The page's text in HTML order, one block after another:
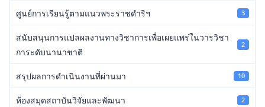
ศูนย์การเรียนรู้ตามแนวพระราชดำริฯ 3
สนับสนุนการแปลผลงานทางวิชาการเพื่อเผยแพร่ในวารวิชา
การะดับนานาชาติ
2
สรุปผลการดำเนินงานที่ผ่านมา 10
ห้องสมุดสถาบันวิจัยและพัฒนา 2